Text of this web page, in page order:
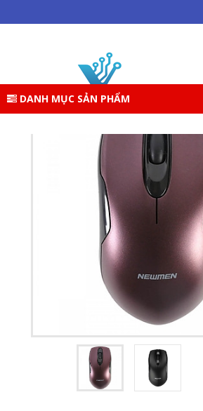
DANH MỤC SẢN PHẨM
TRANG CHỦ
DANH MỤC SẢN PHẨM
CHUỘT MÁY TÍNH
CHUỘT